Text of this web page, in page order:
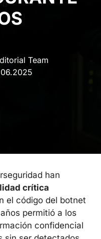
Team
han
crítica
el código del botnet
permitió a los
confidencial